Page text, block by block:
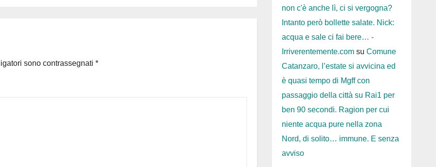
e
sono contrassegnati *
non c'è anche lì, ci si vergogna?
Intanto però bollette salate. Nick:
acqua e sale ci fai bere… -
Irriverentemente.comsu Comune
Catanzaro, l’estate si avvicina ed
è quasi tempo di Mgff con
passaggio della città su Rai1 per
ben 90 secondi. Ragion per cui
niente acqua pure nella zona
Nord, di solito… immune. E senza
avviso